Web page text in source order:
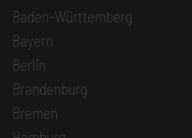
Baden-Württemberg
Bayern
Berlin
Brandenburg
Bremen